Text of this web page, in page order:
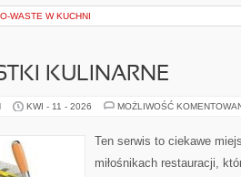
WASTE W KUCHNI
KULINARNE
KWI - 11 - 2026 MOŻLIWOŚĆ
Ten serwis to ciekawe
miłośnikach restauracji,